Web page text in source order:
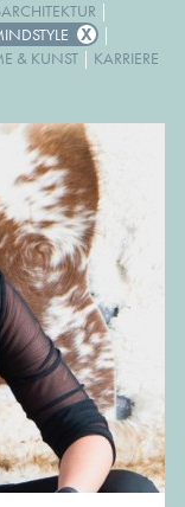
|
|
& KUNST | KARRIERE